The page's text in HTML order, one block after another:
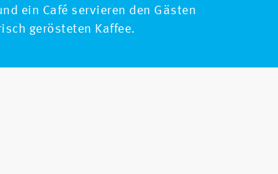
ein Café servieren den Gästen
gerösteten Kaffee.